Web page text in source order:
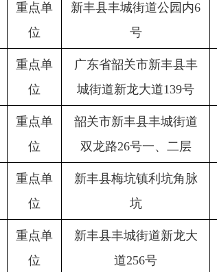
重点单
位
新丰县丰城街道公园内6
号
重点单
位
广东省韶关市新丰县丰
城街道新龙大道139号
重点单
位
韶关市新丰县丰城街道
双龙路26号一、二层
重点单
位
新丰县梅坑镇利坑角脉
坑
重点单
位
新丰县丰城街道新龙大
道256号